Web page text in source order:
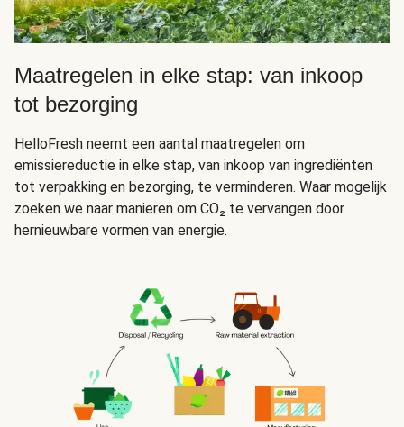
Maatregelen in elke stap: van inkoop
tot bezorging
HelloFresh neemt een aantal maatregelen om
emissiereductie in elke stap, van inkoop van ingrediënten
tot verpakking en bezorging, te verminderen. Waar mogelijk
zoeken we naar manieren om CO₂ te vervangen door
hernieuwbare vormen van energie.